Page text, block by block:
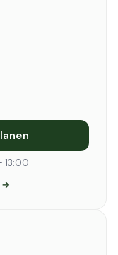
13:00
→